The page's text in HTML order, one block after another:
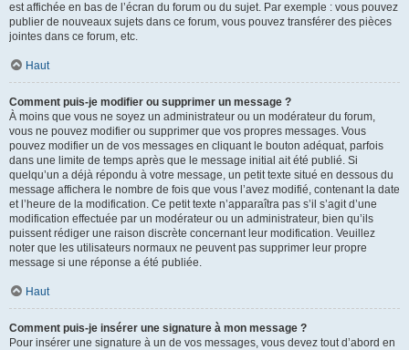
est affichée en bas de l’écran du forum ou du sujet. Par exemple : vous pouvez
publier de nouveaux sujets dans ce forum, vous pouvez transférer des pièces
jointes dans ce forum, etc.
Haut
Comment puis-je modifier ou supprimer un message ?
À moins que vous ne soyez un administrateur ou un modérateur du forum,
vous ne pouvez modifier ou supprimer que vos propres messages. Vous
pouvez modifier un de vos messages en cliquant le bouton adéquat, parfois
dans une limite de temps après que le message initial ait été publié. Si
quelqu’un a déjà répondu à votre message, un petit texte situé en dessous du
message affichera le nombre de fois que vous l’avez modifié, contenant la date
et l’heure de la modification. Ce petit texte n’apparaîtra pas s’il s’agit d’une
modification effectuée par un modérateur ou un administrateur, bien qu’ils
puissent rédiger une raison discrète concernant leur modification. Veuillez
noter que les utilisateurs normaux ne peuvent pas supprimer leur propre
message si une réponse a été publiée.
Haut
Comment puis-je insérer une signature à mon message ?
Pour insérer une signature à un de vos messages, vous devez tout d’abord en